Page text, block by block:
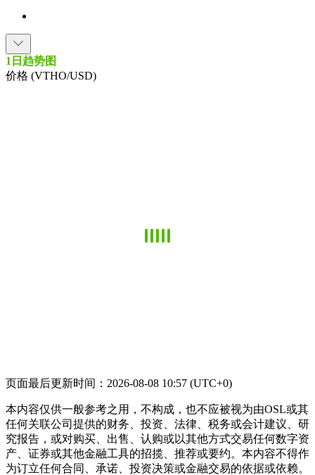
1日趋势图
价格 (VTHO/USD)
页面最后更新时间：2026-08-08 10:57 (UTC+0)
本内容仅供一般参考之用，不构成，也不应被视为由OSL或其
任何关联公司提供的财务、投资、法律、税务或会计建议、研
究报告，或对购买、出售、认购或以其他方式交易任何数字资
产、证券或其他金融工具的招揽、推荐或要约。本内容不得作
为订立任何合同、承诺、投资决策或金融交易的依据或依赖。